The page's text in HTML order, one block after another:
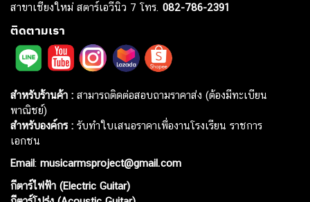
สาขาเชียงใหม่ สตาร์เอวีนิว 7 โทร. 082-786-2391
ติดตามเรา
สำหรับร้านค้า : สามารถติดต่อสอบถามราคาส่ง (ต้องมีทะเบียน
พาณิชย์)
สำหรับองค์กร : รับทำใบเสนอราคาเพื่องานโรงเรียน ราชการ
เอกชน
Email: musicarmsproject@gmail.com
กีตาร์ไฟฟ้า (Electric Guitar)